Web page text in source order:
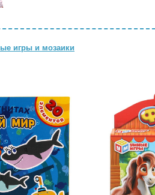
игры и мозаики